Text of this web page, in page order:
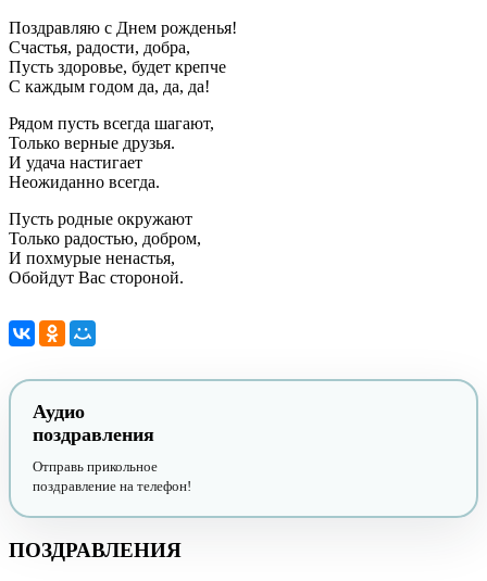
Поздравляю с Днем рожденья!
Счастья, радости, добра,
Пусть здоровье, будет крепче
С каждым годом да, да, да!
Рядом пусть всегда шагают,
Только верные друзья.
И удача настигает
Неожиданно всегда.
Пусть родные окружают
Только радостью, добром,
И похмурые ненастья,
Обойдут Вас стороной.
Аудио
поздравления
Отправь прикольное
поздравление на телефон!
ПОЗДРАВЛЕНИЯ